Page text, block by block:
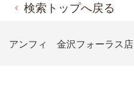
検索トップへ戻る
アンフィ 金沢フォーラス店